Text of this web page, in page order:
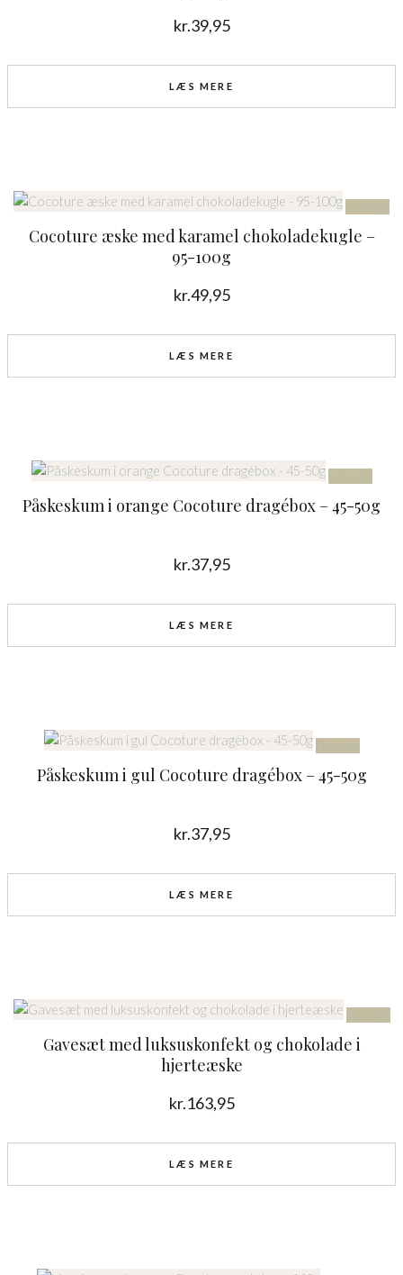
kr.39,95
LÆS MERE
Udsolgt
Cocoture æske med karamel chokoladekugle –
95-100g
kr.49,95
LÆS MERE
Udsolgt
Påskeskum i orange Cocoture dragébox – 45-50g
kr.37,95
LÆS MERE
Udsolgt
Påskeskum i gul Cocoture dragébox – 45-50g
kr.37,95
LÆS MERE
Udsolgt
Gavesæt med luksuskonfekt og chokolade i
hjerteæske
kr.163,95
LÆS MERE